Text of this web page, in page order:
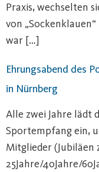
Praxis, wechselten
von
war […]
Ehrungsabend des
in Nürnberg
Alle zwei Jahre lädt
Sportempfang ein,
Mitglieder (Jubiläen
25Jahre/40Jahre/